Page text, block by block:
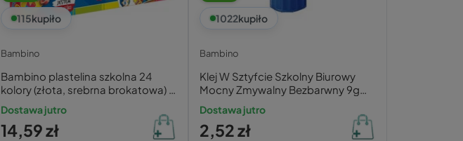
115kupiło
Bambino
Bambino plastelina szkolna 24
kolory (złota, srebrna brokatowa) +
podkładka
Dostawa jutro
14,59 zł
1022kupiło
Bambino
Klej W Sztyfcie Szkolny Biurowy
Mocny Zmywalny Bezbarwny 9g
Bambino
Dostawa jutro
2,52 zł